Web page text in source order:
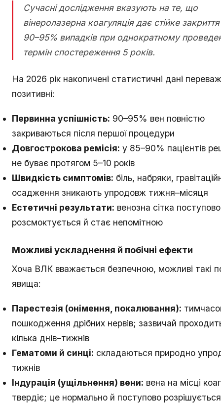
Сучасні дослідження вказують на те, що
вінеролазерна коагуляція дає стійке
90–95% випадків при однократному
термін спостереження 5 років.
На 2026 рік накопичені статистичні дані
позитивні:
Первинна успішність: 90–95% вен повністю
закриваються після першої процедури
Довгострокова ремісія: у 85–90% пацієнтів
не буває протягом 5–10 років
Швидкість симптомів: біль, набряки,
осадження зникають упродовж тижня–місяця
Естетичні результати: венозна сітка поступово
розсмоктується й стає непомітною
Можливі ускладнення й побічні ефекти
Хоча ВЛК вважається безпечною, можливі такі
явища:
Парестезія (онімення, покалювання):
пошкодження дрібних нервів; зазвичай
кілька днів–тижнів
Гематоми й синці: складаються природно
тижнів
Індурація (ущільнення) вени: вена на місці
твердіє; це нормально й поступово розрішується